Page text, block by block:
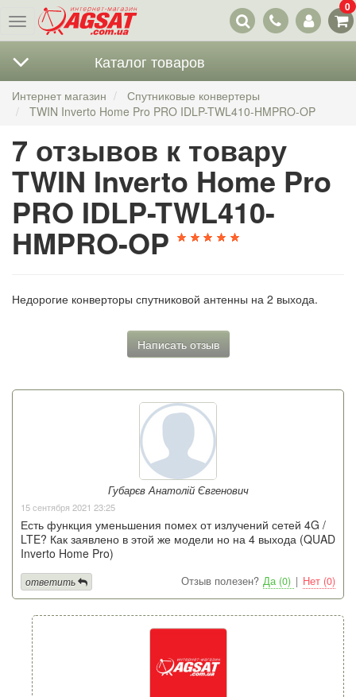
Меню
Наши
контакты
0
Каталог товаров
Интернет магазин
Спутниковые конвертеры
TWIN Inverto Home Pro PRO IDLP-TWL410-HMPRO-OP
7 отзывов к товару
TWIN Inverto Home Pro
PRO IDLP-TWL410-
HMPRO-OP
Недорогие конверторы спутниковой антенны на 2 выхода.
Написать отзыв
Губарєв Анатолій Євгенович
15 сентября 2021 23:25
Есть функция уменьшения помех от излучений сетей 4G /
LTE? Как заявлено в этой же модели но на 4 выхода (QUAD
Inverto Home Pro)
Отзыв полезен? Да (0) | Нет (0)
ответить